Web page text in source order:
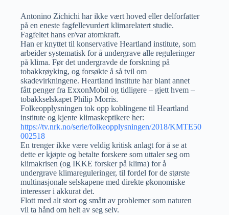
Antonino Zichichi har ikke vært hoved eller delforfatter
på en eneste fagfellevurdert klimarelatert studie.
Fagfeltet hans er/var atomkraft.
Han er knyttet til konservative Heartland institute, som
arbeider systematisk for å undergrave alle reguleringer
på klima. Før det undergravde de forskning på
tobakkrøyking, og forsøkte å så tvil om
skadevirkningene. Heartland institute har blant annet
fått penger fra ExxonMobil og tidligere – gjett hvem –
tobakkselskapet Philip Morris.
Folkeopplysningen tok opp koblingene til Heartland
institute og kjente klimaskeptikere her:
https://tv.nrk.no/serie/folkeopplysningen/2018/KMTE50
002518
En trenger ikke være veldig kritisk anlagt for å se at
dette er kjøpte og betalte forskere som uttaler seg om
klimakrisen (og IKKE forsker på klima) for å
undergrave klimareguleringer, til fordel for de største
multinasjonale selskapene med direkte økonomiske
interesser i akkurat det.
Flott med alt stort og smått av problemer som naturen
vil ta hånd om helt av seg selv.